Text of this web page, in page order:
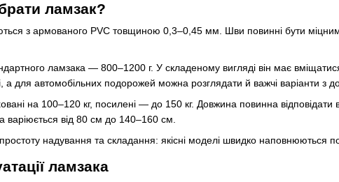
ламзак?
з армованого PVC товщиною 0,3–0,45 мм. Шви повинні бути
ламзака — 800–1200 г. У складеному вигляді він має
а для автомобільних подорожей можна розглядати й важчі варіанти з
на 100–120 кг, посилені — до 150 кг. Довжина повинна
від 80 см до 140–160 см.
надування та складання: якісні моделі швидко наповнюються
ламзака